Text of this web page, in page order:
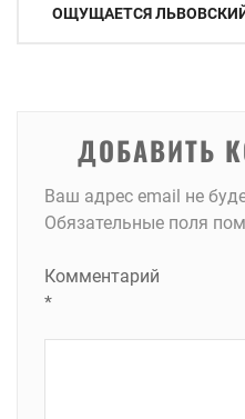
ОЩУЩАЕТСЯ
ДОБАВИТЬ
Ваш адрес email не
Обязательные поля
Комментарий
*